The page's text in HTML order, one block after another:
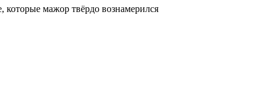
мажор твёрдо вознамерился